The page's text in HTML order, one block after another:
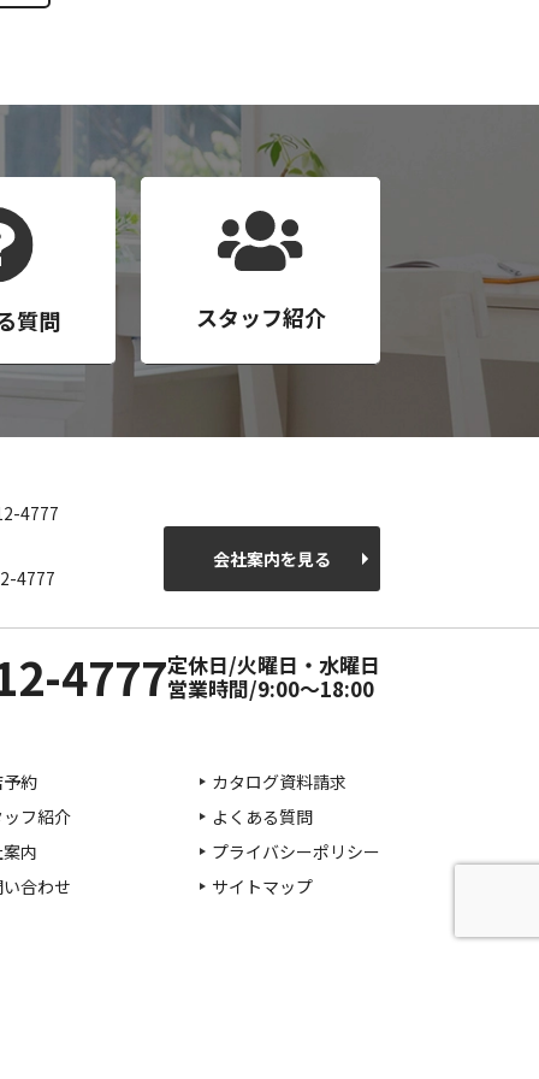
質問 スタッフ紹介
4777
4777
会社案内を見る
4777定休日/火曜日・水曜日
営業時間/9:00～18:00
約
フ紹介
内
合わせ
カタログ資料請求
よくある質問
プライバシーポリシー
サイトマップ